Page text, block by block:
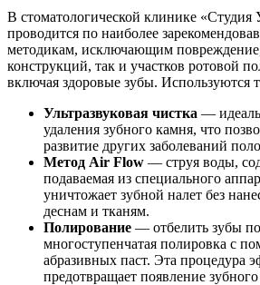
В стоматологической клинике «Студия
проводится по наиболее
методикам, исключающим
конструкций, так и участков ротовой
включая здоровые зубы. Используются
Ультразвуковая чистка —
удаления зубного камня, что
развитие других заболеваний
Метод Air Flow — струя воды,
подаваемая из специального
уничтожает зубной налет без
деснам и тканям.
Полирование — отбелить зубы
многоступенчатая полировка с
абразивных паст. Эта процедура
предотвращает появление зубного